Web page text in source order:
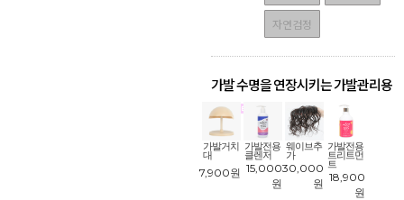
자연검정
가발 수명을 연장시키는 가발관리용
품!
가발거치
대
7,900원
가발전용
클렌저
15,000
원
웨이브추
가
30,000
원
가발전용
트리트먼
트
18,900
원